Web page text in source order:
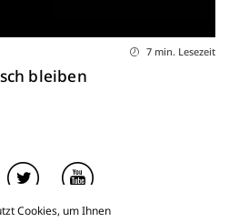
7 min. Lesezeit
bleiben
Cookies, um Ihnen